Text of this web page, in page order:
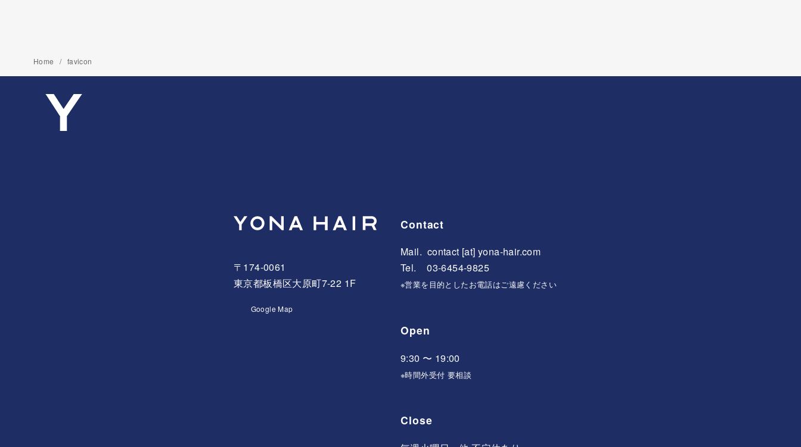
Home favicon
〒174-0061
東京都板橋区大原町7-22 1F
Google Map
Contact
Mail. contact [at] yona-hair.com
Tel. 03-6454-9825
※営業を目的としたお電話はご遠慮ください
Open
9:30 〜 19:00
※時間外受付 要相談
Close